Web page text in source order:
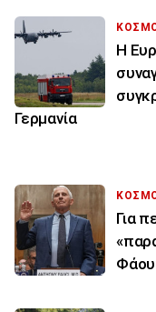
Η
Γερμανία
Για